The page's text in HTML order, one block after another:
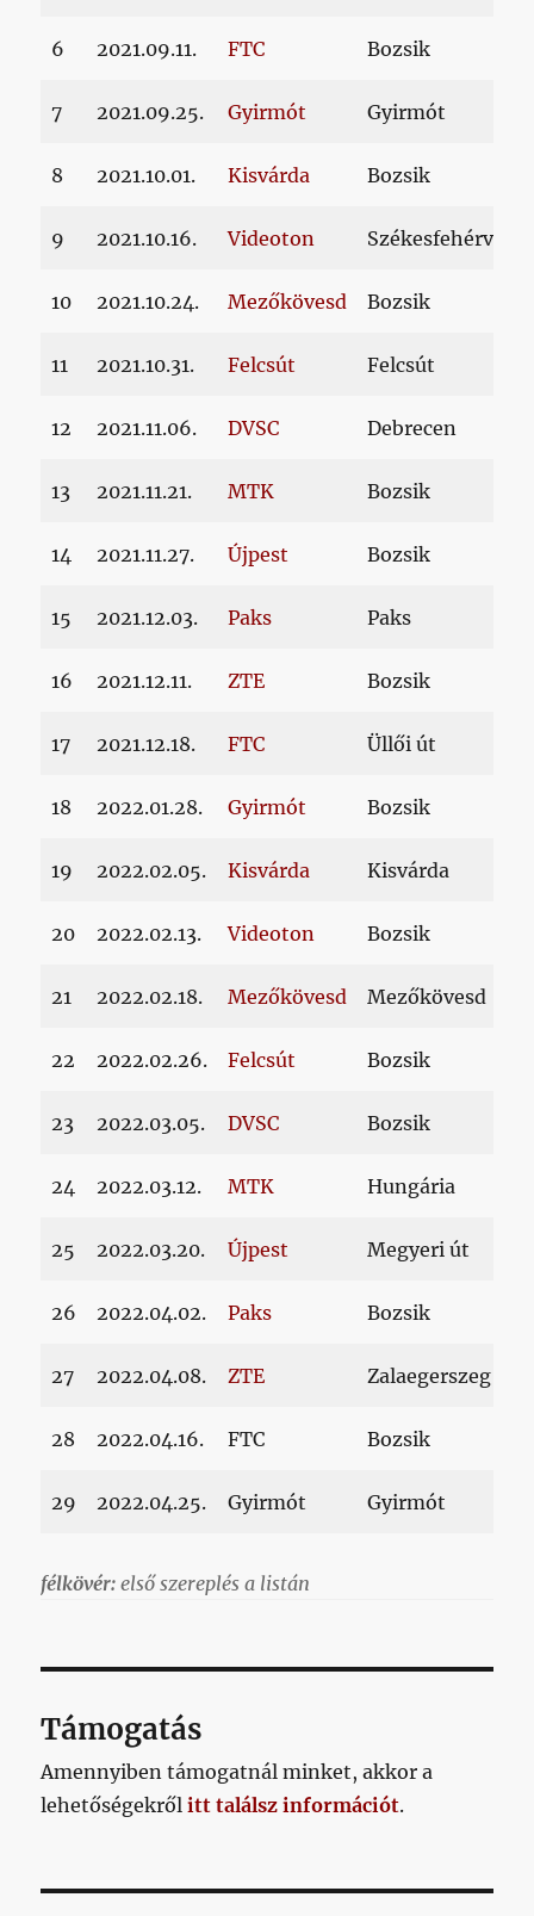
6 2021.09.11. FTC Bozsik
7 2021.09.25. Gyirmót Gyirmót
8 2021.10.01. Kisvárda Bozsik
9 2021.10.16. Videoton Székesfehérvár
10 2021.10.24. Mezőkövesd Bozsik
11 2021.10.31. Felcsút Felcsút
12 2021.11.06. DVSC Debrecen
13 2021.11.21. MTK Bozsik
14 2021.11.27. Újpest Bozsik
15 2021.12.03. Paks Paks
16 2021.12.11. ZTE Bozsik
17 2021.12.18. FTC Üllői út
18 2022.01.28. Gyirmót Bozsik
19 2022.02.05. Kisvárda Kisvárda
20 2022.02.13. Videoton Bozsik
21 2022.02.18. Mezőkövesd Mezőkövesd
22 2022.02.26. Felcsút Bozsik
23 2022.03.05. DVSC Bozsik
24 2022.03.12. MTK Hungária
25 2022.03.20. Újpest Megyeri út
26 2022.04.02. Paks Bozsik
27 2022.04.08. ZTE Zalaegerszeg
28 2022.04.16. FTC Bozsik
29 2022.04.25. Gyirmót Gyirmót
félkövér:első szereplés a listán
Támogatás
Amennyiben támogatnál minket, akkor a
lehetőségekrőlitt találsz információt.